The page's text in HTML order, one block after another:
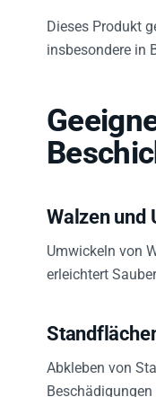
Dieses Produkt
insbesondere in
Walzen und
Umwickeln von
erleichtert
Abkleben von
Beschädigungen